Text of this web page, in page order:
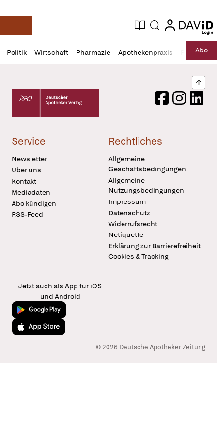
Deutsche Apotheker Zeitung
Aktuelle Ausgabe
Suche login
login
Politik Wirtschaft Pharmazie Apothekenpraxis RechtAbo
Profil
öffnen
Daz
Pur
Deutscher Apotheker Verlag Logo
FacebookInstagram
Service
Newsletter
Über uns
Kontakt
Mediadaten
Abo kündigen
RSS-Feed
Rechtliches
Allgemeine
Geschäftsbedingungen
Allgemeine
Nutzungsbedingungen
Impressum
Datenschutz
Widerrufsrecht
Netiquette
Erklärung zur Barrierefreiheit
Cookies & Tracking
Jetzt auch als App für iOS
und Android
Jetzt bei Google Play
Laden im App Store
© 2026 Deutsche Apotheker Zeitung